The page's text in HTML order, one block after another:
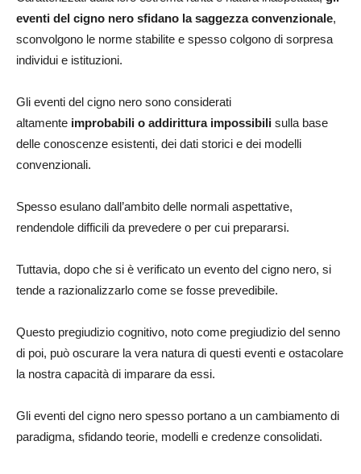
eventi del cigno nero sfidano la saggezza convenzionale,
sconvolgono le norme stabilite e spesso colgono di sorpresa
individui e istituzioni.
Gli eventi del cigno nero sono considerati
altamente improbabili o addirittura impossibili sulla base
delle conoscenze esistenti, dei dati storici e dei modelli
convenzionali.
Spesso esulano dall’ambito delle normali aspettative,
rendendole difficili da prevedere o per cui prepararsi.
Tuttavia, dopo che si è verificato un evento del cigno nero, si
tende a razionalizzarlo come se fosse prevedibile.
Questo pregiudizio cognitivo, noto come pregiudizio del senno
di poi, può oscurare la vera natura di questi eventi e ostacolare
la nostra capacità di imparare da essi.
Gli eventi del cigno nero spesso portano a un cambiamento di
paradigma, sfidando teorie, modelli e credenze consolidati.